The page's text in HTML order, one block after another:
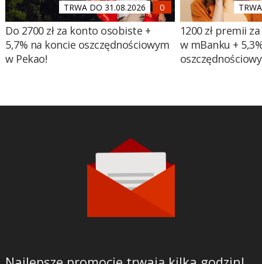
TRWA DO 31.08.2026
Do 2700 zł za konto osobiste +
5,7% na koncie oszczędnościowym
w Pekao!
1200 zł premii
w mBanku +